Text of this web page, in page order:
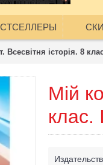
Всесвітня історія. 8
Мій
клас.